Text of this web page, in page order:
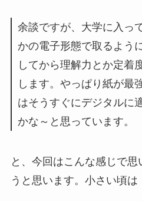
余談ですが、大学に入っ
かの電子形態で取るよう
してから理解力とか定着
します。やっぱり紙が最
はそうすぐにデジタルに
かな～と思っています。
と、今回はこんな感じで
うと思います。小さい頃は